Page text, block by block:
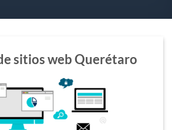
sitios web Querétaro